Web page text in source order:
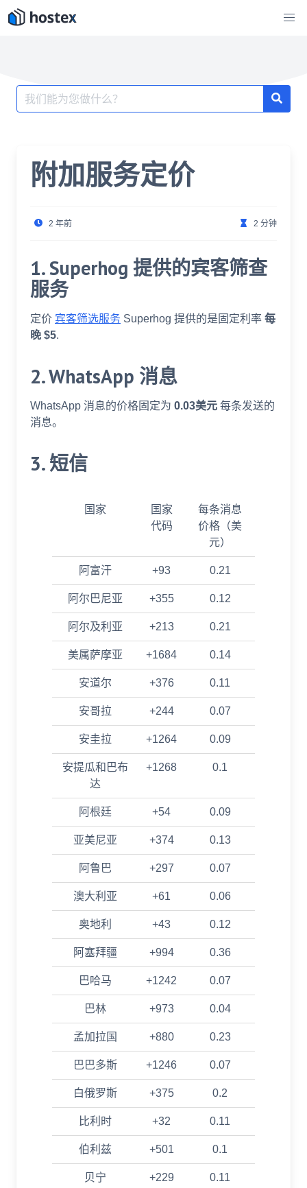
至
搜
索：
附加服务定价
2 年前 2 分钟
1. Superhog 提供的宾客筛查
服务
定价 宾客筛选服务 Superhog 提供的是固定利率 每
晚 $5.
2. WhatsApp 消息
WhatsApp 消息的价格固定为 0.03美元 每条发送的
消息。
3. 短信
国家
国家
代码
每条消息
价格（美
元）
阿富汗 +93 0.21
阿尔巴尼亚 +355 0.12
阿尔及利亚 +213 0.21
美属萨摩亚 +1684 0.14
安道尔 +376 0.11
安哥拉 +244 0.07
安圭拉 +1264 0.09
安提瓜和巴布
达
+1268 0.1
阿根廷 +54 0.09
亚美尼亚 +374 0.13
阿鲁巴 +297 0.07
澳大利亚 +61 0.06
奥地利 +43 0.12
阿塞拜疆 +994 0.36
巴哈马 +1242 0.07
巴林 +973 0.04
孟加拉国 +880 0.23
巴巴多斯 +1246 0.07
白俄罗斯 +375 0.2
比利时 +32 0.11
伯利兹 +501 0.1
贝宁 +229 0.11